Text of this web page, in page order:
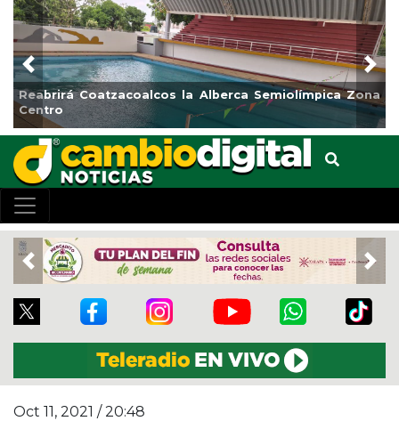
Reabrirá Coatzacoalcos la Alberca Semiolímpica Zona
Centro
Previous
Previous
Oct 11, 2021 / 20:48